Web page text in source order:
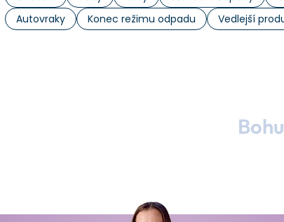
Autovraky
Konec režimu odpadu Vedlejší